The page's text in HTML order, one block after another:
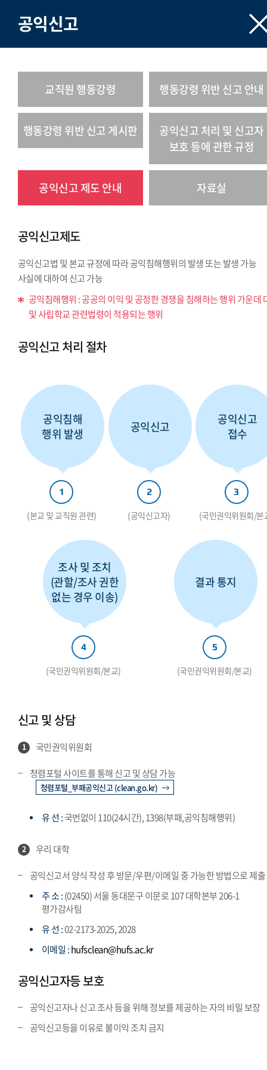
공익신고
교직원 행동강령 행동강령 위반 신고 안내
행동강령 위반 신고 게시판
공익신고 처리 및 신고자
보호 등에 관한 규정
공익신고 제도 안내 자료실
공익신고제도
공익신고법 및 본교 규정에 따라 공익침해행위의 발생 또는 발생 가능
사실에 대하여 신고 가능
공익침해행위 : 공공의 이익 및 공정한 경쟁을 침해하는 행위 가운데
및 사립학교 관련법령이 적용되는 행위
공익신고 처리 절차
공익침해
행위 발생
1
(본교 및 교직원 관련)
공익신고
2
(공익신고자)
공익신고
접수
3
(국민권익위원회/본
조사 및 조치
(관할/조사 권한
없는 경우 이송)
4
(국민권익위원회/본교)
결과 통지
5
(국민권익위원회/본교)
신고 및 상담
1
국민권익위원회
청렴포털 사이트를 통해 신고 및 상담 가능
청렴포털_부패공익신고 (clean.go.kr)
유 선 :국번없이 110(24시간), 1398(부패,공익침해행위)
2
우리 대학
공익신고서 양식 작성 후 방문/우편/이메일 중 가능한 방법으로 제출
주 소 :(02450) 서울 동대문구 이문로 107 대학본부 206-1
평가감사팀
유 선 :02-2173-2025, 2028
이메일 :hufsclean@hufs.ac.kr
공익신고자등 보호
공익신고자나 신고 조사 등을 위해 정보를 제공하는 자의 비밀 보장
공익신고등을 이유로 불이익 조치 금지